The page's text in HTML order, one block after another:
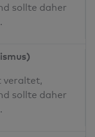
sollte daher
veraltet,
sollte daher